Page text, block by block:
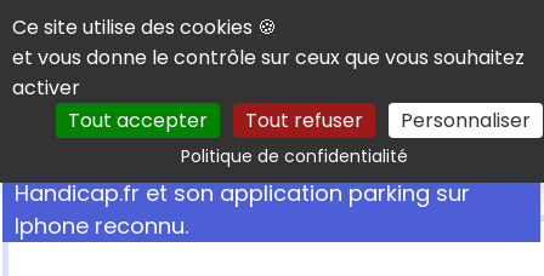
Panneau de gestion des cookies
Ce site utilise des cookies 🍪
et vous donne le contrôle sur ceux que vous souhaitez
activer
Tout accepter
Tout refuser Personnaliser
Politique de confidentialitéRechercher
Handicap.fr et son application parking sur
Iphone reconnu.